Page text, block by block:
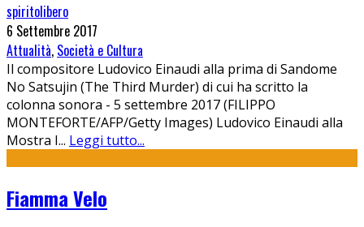
spiritolibero
6 Settembre 2017
Attualità, Società e Cultura
Il compositore Ludovico Einaudi alla prima di Sandome
No Satsujin (The Third Murder) di cui ha scritto la
colonna sonora - 5 settembre 2017 (FILIPPO
MONTEFORTE/AFP/Getty Images) Ludovico Einaudi alla
Mostra I... Leggi tutto...
Fiamma Velo